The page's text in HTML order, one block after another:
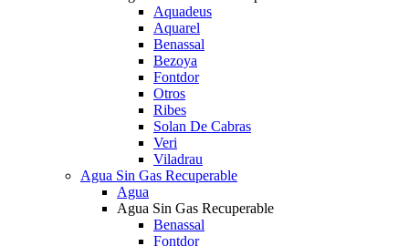
Aquadeus
Aquarel
Benassal
Bezoya
Fontdor
Otros
Ribes
Solan De Cabras
Veri
Viladrau
Agua Sin Gas Recuperable
Agua
Agua Sin Gas Recuperable
Benassal
Fontdor